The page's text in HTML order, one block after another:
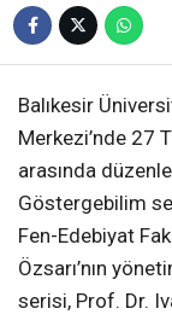
Balıkesir
Merkezi’nde 27
arasında
Göstergebilim
Fen-Edebiyat
Özsarı’nın
serisi, Prof. Dr.